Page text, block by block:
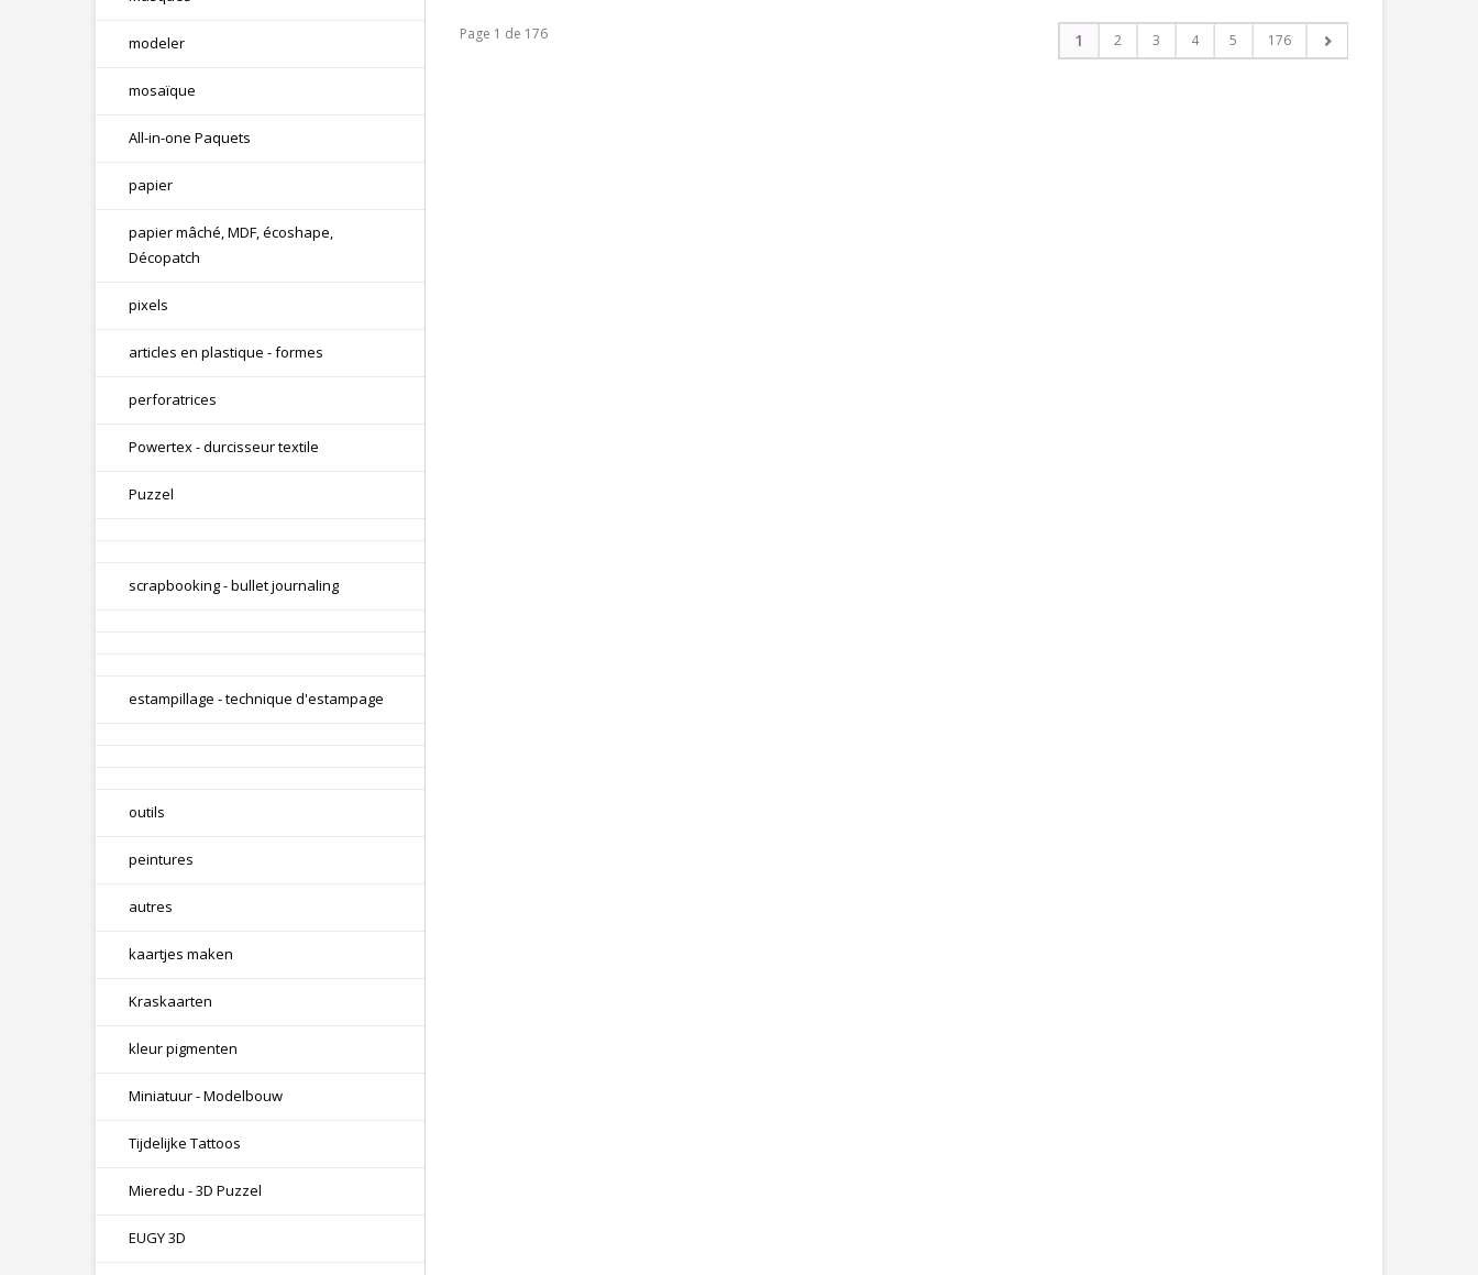
modeler
mosaïque
All-in-one Paquets
papier
papier mâché, MDF, écoshape,
Décopatch
pixels
articles en plastique - formes
perforatrices
Powertex - durcisseur textile
Puzzel
scrapbooking - bullet journaling
estampillage - technique d'estampage
outils
peintures
autres
kaartjes maken
Kraskaarten
kleur pigmenten
Miniatuur - Modelbouw
Tijdelijke Tattoos
Mieredu - 3D Puzzel
EUGY 3D
Page 1 de 176 1 2 3 4 5 176